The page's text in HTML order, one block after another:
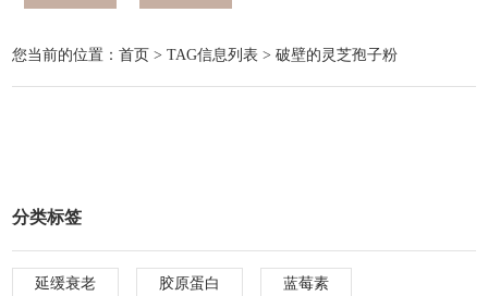
您当前的位置：首页 > TAG信息列表 > 破壁的灵芝孢子粉
分类标签
延缓衰老 胶原蛋白 蓝莓素